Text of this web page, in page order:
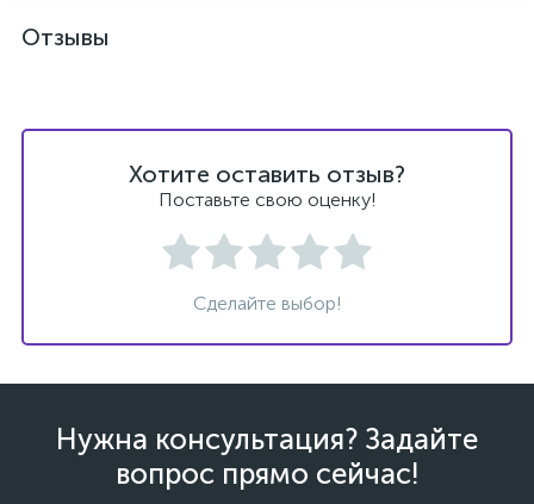
Отзывы
Хотите оставить отзыв?
Поставьте свою оценку!
Сделайте выбор!
Нужна консультация? Задайте
вопрос прямо сейчас!